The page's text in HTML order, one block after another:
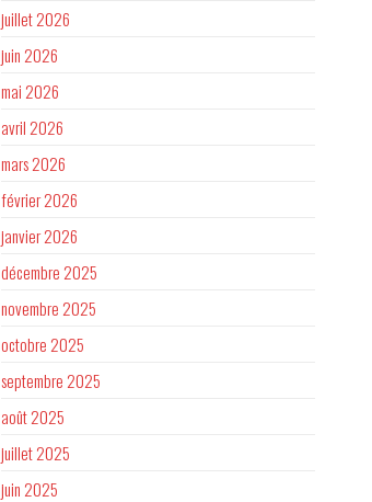
juillet 2026
juin 2026
mai 2026
avril 2026
mars 2026
février 2026
janvier 2026
décembre 2025
novembre 2025
octobre 2025
septembre 2025
août 2025
juillet 2025
juin 2025